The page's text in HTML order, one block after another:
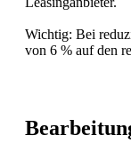
Wichtig: Bei
von 6 % auf den